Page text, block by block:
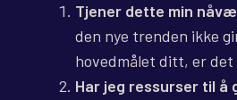
Tjener dette min
den nye trenden ikke
hovedmålet ditt, er det
Har jeg ressurser til å